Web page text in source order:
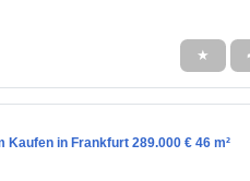
★
Kaufen in Frankfurt 289.000 € 46 m²